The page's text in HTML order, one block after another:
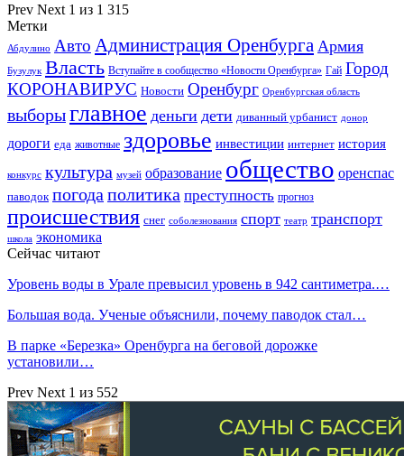
Prev Next 1 из 1 315
Метки
Абдулино Авто Администрация Оренбурга Армия
Бузулук Власть Вступайте в сообщество «Новости Оренбурга» Гай Город
КОРОНАВИРУС Новости Оренбург Оренбургская область
выборыглавное деньги дети диванный урбанист донор
дороги еда животные здоровье инвестиции интернет история
конкурс культура музей образование общество оренспас
паводок погода политика преступность прогноз
происшествия снег соболезнования спорт театр транспорт
школа экономика
Сейчас читают
Уровень воды в Урале превысил уровень в 942 сантиметра.…
Большая вода. Ученые объяснили, почему паводок стал…
В парке «Березка» Оренбурга на беговой дорожке
установили…
Prev Next 1 из 552